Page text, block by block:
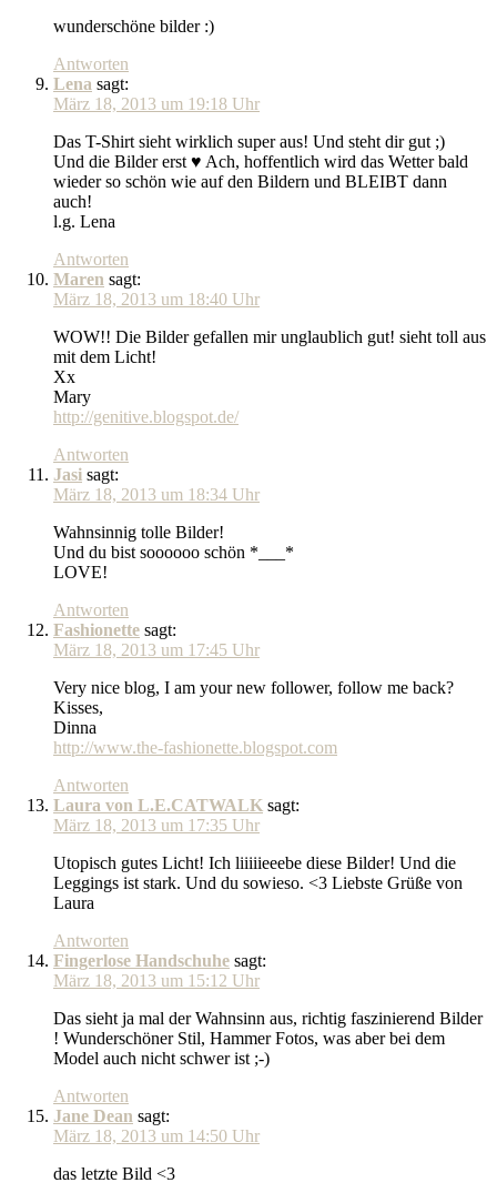
wunderschöne bilder :)
Antworten
Lena sagt:
März 18, 2013 um 19:18 Uhr
Das T-Shirt sieht wirklich super aus! Und steht dir gut ;)
Und die Bilder erst ♥ Ach, hoffentlich wird das Wetter bald
wieder so schön wie auf den Bildern und BLEIBT dann
auch!
l.g. Lena
Antworten
Maren sagt:
März 18, 2013 um 18:40 Uhr
WOW!! Die Bilder gefallen mir unglaublich gut! sieht toll aus
mit dem Licht!
Xx
Mary
http://genitive.blogspot.de/
Antworten
Jasi sagt:
März 18, 2013 um 18:34 Uhr
Wahnsinnig tolle Bilder!
Und du bist soooooo schön *___*
LOVE!
Antworten
Fashionette sagt:
März 18, 2013 um 17:45 Uhr
Very nice blog, I am your new follower, follow me back?
Kisses,
Dinna
http://www.the-fashionette.blogspot.com
Antworten
Laura von L.E.CATWALK sagt:
März 18, 2013 um 17:35 Uhr
Utopisch gutes Licht! Ich liiiiieeebe diese Bilder! Und die
Leggings ist stark. Und du sowieso. <3 Liebste Grüße von
Laura
Antworten
Fingerlose Handschuhe sagt:
März 18, 2013 um 15:12 Uhr
Das sieht ja mal der Wahnsinn aus, richtig faszinierend Bilder
! Wunderschöner Stil, Hammer Fotos, was aber bei dem
Model auch nicht schwer ist ;-)
Antworten
Jane Dean sagt:
März 18, 2013 um 14:50 Uhr
das letzte Bild <3